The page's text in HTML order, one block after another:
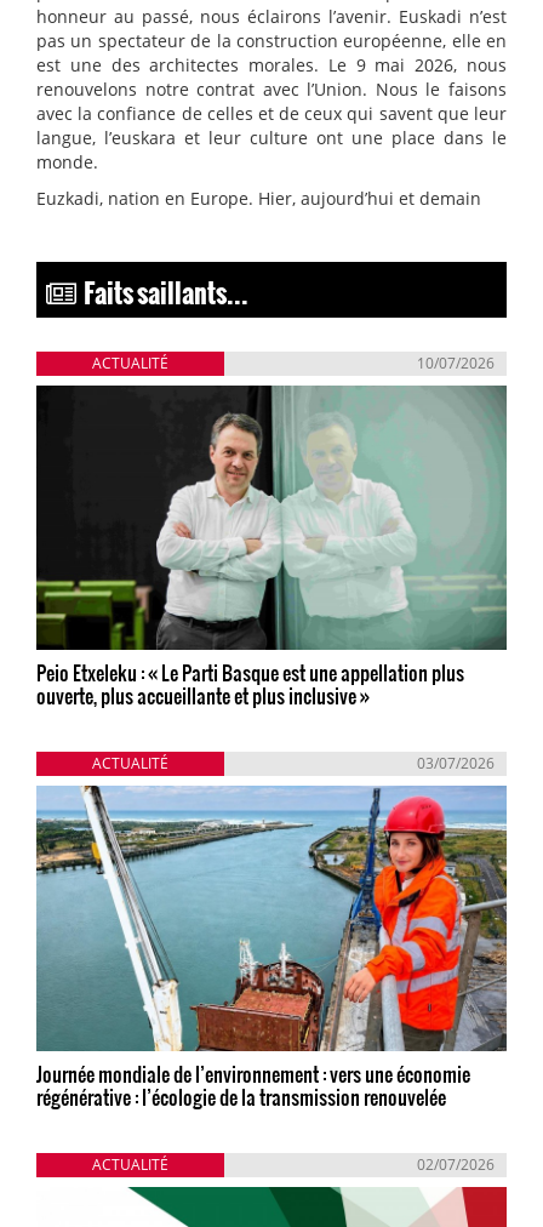
honneur au passé, nous éclairons l’avenir. Euskadi n’est
pas un spectateur de la construction européenne, elle en
est une des architectes morales. Le 9 mai 2026, nous
renouvelons notre contrat avec l’Union. Nous le faisons
avec la confiance de celles et de ceux qui savent que leur
langue, l’euskara et leur culture ont une place dans le
monde.
Euzkadi, nation en Europe. Hier, aujourd’hui et demain
Faits saillants...
ACTUALITÉ 10/07/2026
Peio Etxeleku : « Le Parti Basque est une appellation plus
ouverte, plus accueillante et plus inclusive »
ACTUALITÉ 03/07/2026
Journée mondiale de l’environnement : vers une économie
régénérative : l’écologie de la transmission renouvelée
ACTUALITÉ 02/07/2026